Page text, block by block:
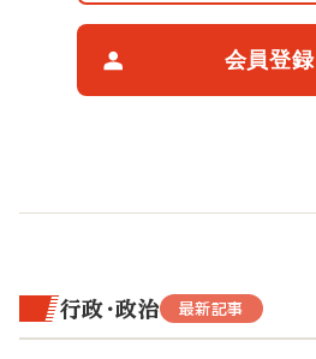
会員登録
行政・政治 最新記事